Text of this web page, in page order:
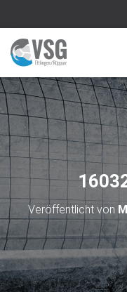
Veröffentlicht von